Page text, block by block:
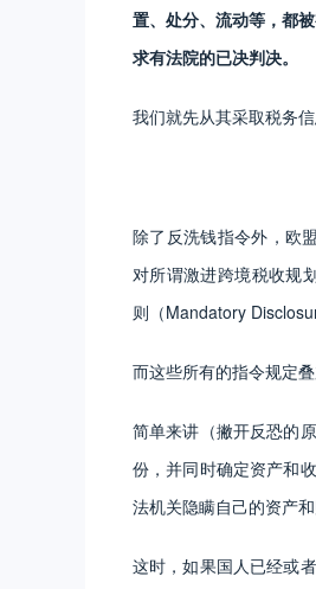
置、处分、流动等，都
求有法院的已决判决。
我们就先从其采取税务
除了反洗钱指令外，欧
对所谓激进跨境税收规
则（Mandatory
而这些所有的指令规定
简单来讲（撇开反恐的
份，并同时确定资产和
法机关隐瞒自己的资产
这时，如果国人已经或